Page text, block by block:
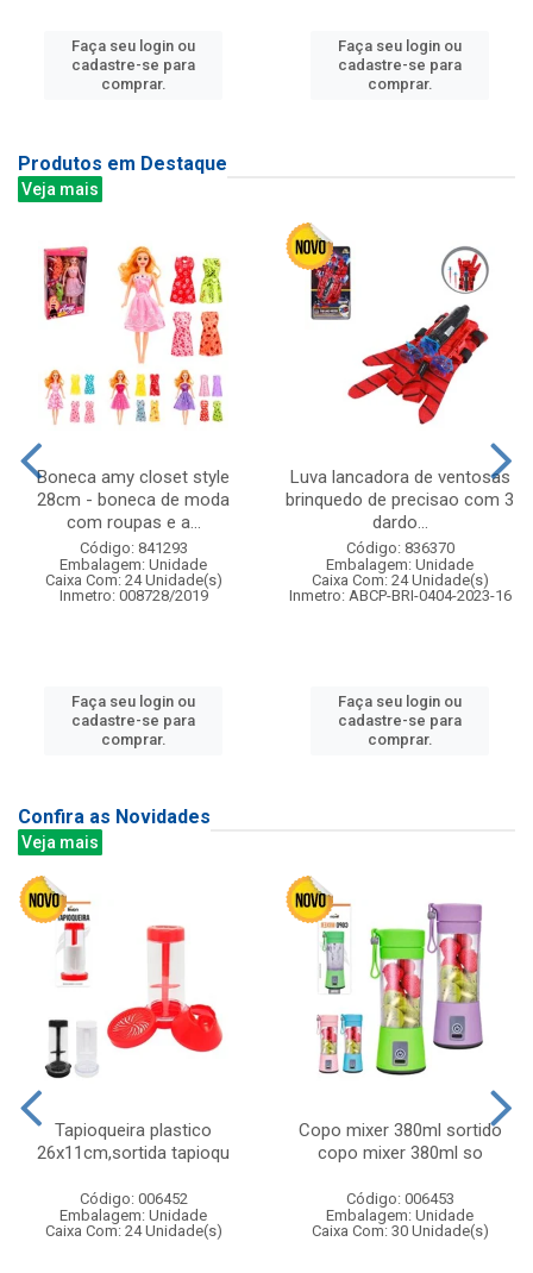
Faça seu login ou
cadastre-se para
comprar.
Faça seu login ou
cadastre-se para
comprar.
Produtos em Destaque
Veja mais
Boneca amy closet style
28cm - boneca de moda
com roupas e a...
Código: 841293
Embalagem: Unidade
Caixa Com: 24 Unidade(s)
Inmetro: 008728/2019
Faça seu login ou
cadastre-se para
comprar.
Luva lancadora de ventosas
brinquedo de precisao com 3
dardo...
Código: 836370
Embalagem: Unidade
Caixa Com: 24 Unidade(s)
Inmetro: ABCP-BRI-0404-2023-16
Faça seu login ou
cadastre-se para
comprar.
Confira as Novidades
Veja mais
Tapioqueira plastico
26x11cm,sortida tapioqu
Código: 006452
Embalagem: Unidade
Caixa Com: 24 Unidade(s)
Copo mixer 380ml sortido
copo mixer 380ml so
Código: 006453
Embalagem: Unidade
Caixa Com: 30 Unidade(s)